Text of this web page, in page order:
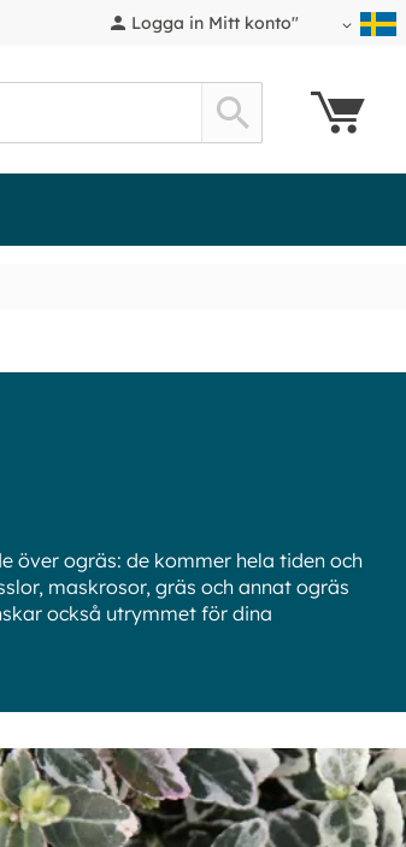
Logga in Mitt konto"
över ogräs: de kommer hela tiden och
maskrosor, gräs och annat ogräs
också utrymmet för dina